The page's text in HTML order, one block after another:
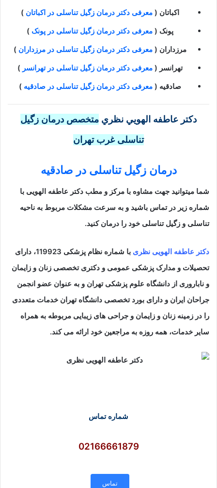
اکباتان ( معرفی دکتر درمان زگیل تناسلی در اکباتان )
پونک ( معرفی دکتر درمان زگیل تناسلی در پونک )
مرزداران ( معرفی دکتر درمان زگیل تناسلی در مرزداران )
تهرانسر ( معرفی دکتر درمان زگیل تناسلی در تهرانسر )
صادقیه ( معرفی دکتر درمان زگیل تناسلی در صادقیه )
دکتر عاطفه الهويي نظري متخصص درمان زگیل
تناسلی غرب تهران
درمان زگیل تناسلی در صادقیه
شما میتوانید جهت مشاوه با مرکز و مطب دکتر عاطفه الهویی با
شماره زیر در تماس باشید و به سرعت مشکلات مربوط به ناحیه
تناسلی و زگیل تناسلی خود را درمان کنید.
دکتر عاطفه الهویی نظری
با شماره نظام پزشکی 119923، دارای
تحصیلات و مدارک پزشکی عمومی و دکتری تخصصی زنان و زایمان
و ناباروری از دانشگاه علوم پزشکی تهران و به عنوان عضو انجمن
جراحان ایران و دارای بورد تخصصی دانشگاه تهران خدمات متعددی
را در زمینه زنان و زایمان و جراحی های زیبایی مربوطه به همراه
سایر خدمات، همه روزه به مراجعین خود ارائه می کند.
شماره تماس
02166661879
تماس